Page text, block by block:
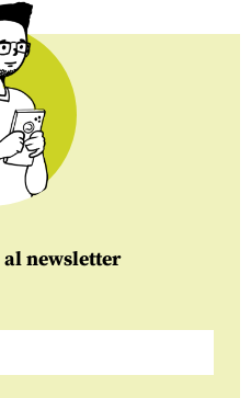
al newsletter